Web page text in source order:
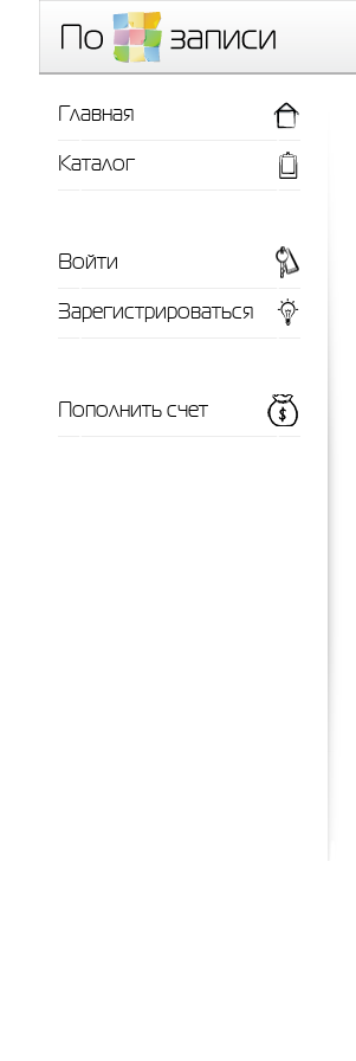
Главная
Каталог
Войти
Зарегистрироваться
Пополнить счет